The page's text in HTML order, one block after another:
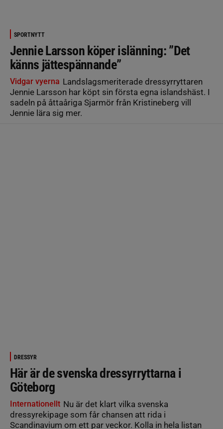
SPORTNYTT
Jennie Larsson köper islänning: ”Det
känns jättespännande”
Vidgar vyerna Landslagsmeriterade dressyrryttaren
Jennie Larsson har köpt sin första egna islandshäst. I
sadeln på åttaåriga Sjarmör från Kristineberg vill
Jennie lära sig mer.
DRESSYR
Här är de svenska dressyrryttarna i
Göteborg
Internationellt Nu är det klart vilka svenska
dressyrekipage som får chansen att rida i
Scandinavium om ett par veckor. Kolla in hela listan